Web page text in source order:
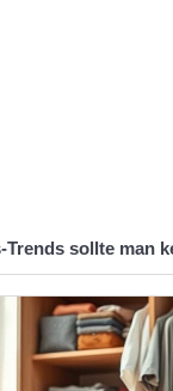
Trends sollte man